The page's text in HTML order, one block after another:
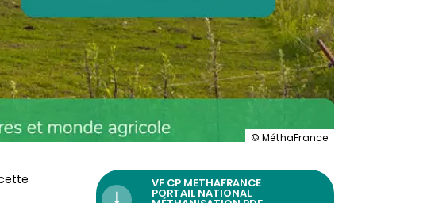
illustration
nouveau
© MéthaFrance
VF CP METHAFRANCE
PORTAIL NATIONAL